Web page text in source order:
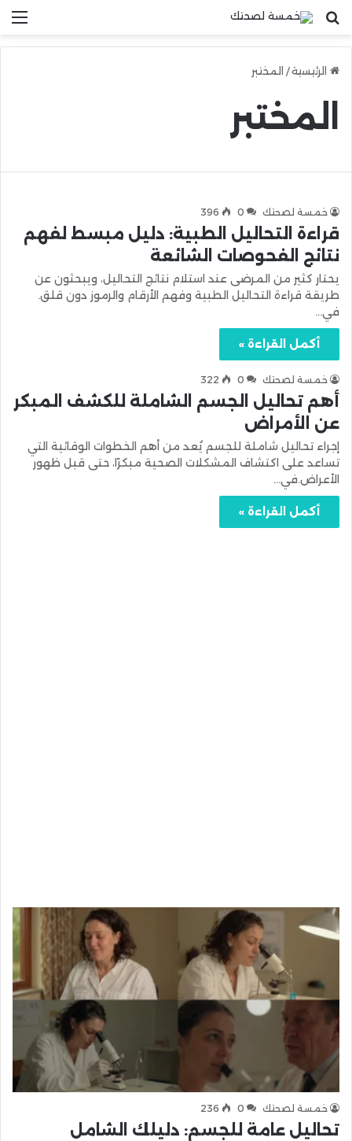
بحث عن
الرئيسية/ المختبر
المختبر
خمسة لصحتك 0
396
قراءة التحاليل الطبية: دليل مبسط لفهم
نتائج الفحوصات الشائعة
يحتار كثير من المرضى عند استلام نتائج التحاليل، ويبحثون عن
طريقة قراءة التحاليل الطبية وفهم الأرقام والرموز دون قلق.
في…
أكمل القراءة »
خمسة لصحتك 0
322
أهم تحاليل الجسم الشاملة للكشف المبكر
عن الأمراض
إجراء تحاليل شاملة للجسم يُعد من أهم الخطوات الوقائية التي
تساعد على اكتشاف المشكلات الصحية مبكرًا، حتى قبل ظهور
الأعراض.في…
أكمل القراءة »
خمسة لصحتك 0
236
تحاليل عامة للجسم: دليلك الشامل